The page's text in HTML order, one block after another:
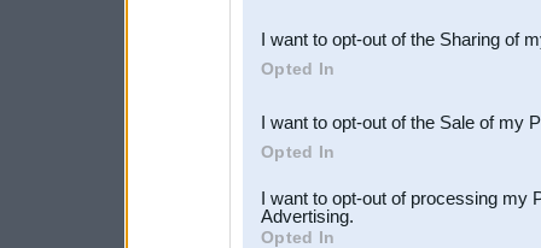
Downstream Participants
third parties.
I want to opt-out of the Sharing of
Opted In
I want to opt-out of the Sale of my
Opted In
I want to opt-out of processing my
Advertising.
Opted In